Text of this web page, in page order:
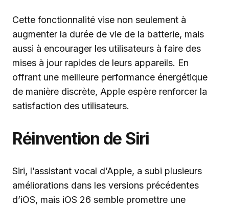
Cette fonctionnalité vise non seulement à
augmenter la durée de vie de la batterie, mais
aussi à encourager les utilisateurs à faire des
mises à jour rapides de leurs appareils. En
offrant une meilleure performance énergétique
de manière discrète, Apple espère renforcer la
satisfaction des utilisateurs.
Réinvention de Siri
Siri, l’assistant vocal d’Apple, a subi plusieurs
améliorations dans les versions précédentes
d’iOS, mais iOS 26 semble promettre une